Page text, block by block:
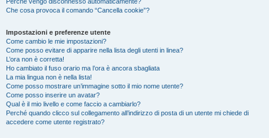
Che cosa provoca il comando “Cancella cookie”?
Impostazioni e preferenze utente
Come cambio le mie impostazioni?
Come posso evitare di apparire nella lista degli utenti in linea?
L’ora non è corretta!
Ho cambiato il fuso orario ma l’ora è ancora sbagliata
La mia lingua non è nella lista!
Come posso mostrare un’immagine sotto il mio nome utente?
Come posso inserire un avatar?
Qual è il mio livello e come faccio a cambiarlo?
Perché quando clicco sul collegamento all’indirizzo di posta di un utente mi chiede di
accedere come utente registrato?